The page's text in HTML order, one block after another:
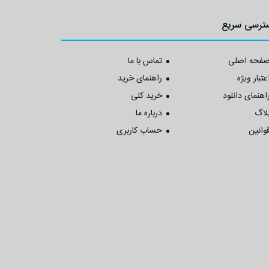
سریع
صفحه اصلی
تماس با ما
اعتبار ویژه
راهنمای خرید
راهنمای دانلود
خرید کلی
درباره ما
قوانین
حساب کاربری